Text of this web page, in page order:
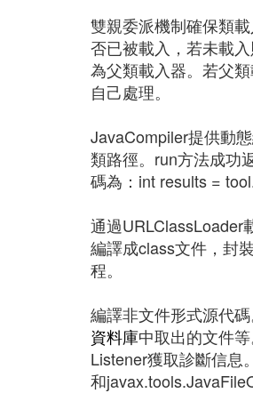
雙親委派機制確保類
否已被載入，若未載
為父類載入器。若父
自己處理。
JavaCompiler提供動
類路徑。run方法成功
碼為：int results =
通過URLClassLoader
編譯成class文件，封
程。
編譯非文件形式源代
資料庫中取出的文件
Listener獲取診斷信息
和